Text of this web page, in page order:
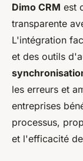
Dimo CRM est
transparente
L'intégration
et des outils
les erreurs et
entreprises
processus,
et l'efficacité